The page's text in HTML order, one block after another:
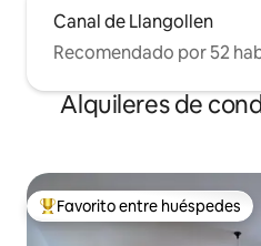
Canal de Llangollen
Recomendado por 52
Alquileres de
De los mejores en Favorito
Favorito entre huéspedes